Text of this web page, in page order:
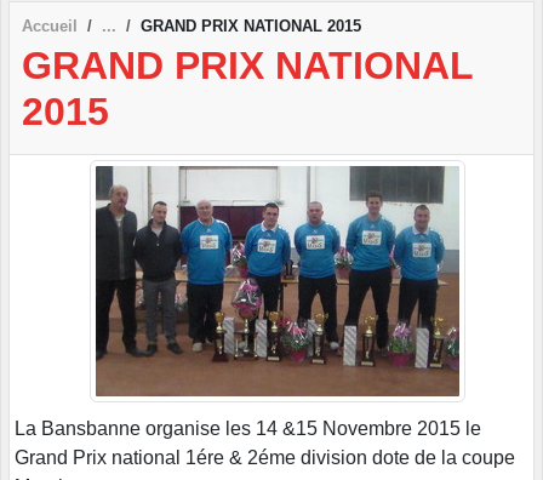
Accueil GRAND PRIX NATIONAL 2015
GRAND PRIX NATIONAL
2015
La Bansbanne organise les 14 &15 Novembre 2015 le
Grand Prix national 1ére & 2éme division dote de la coupe